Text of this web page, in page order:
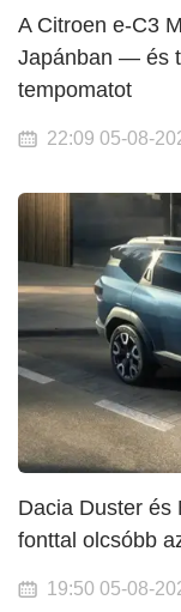
A Citroen e-C3
Japánban — és
tempomatot
22:09 05-08-
Dacia Duster és
fonttal olcsóbb
19:50 05-08-